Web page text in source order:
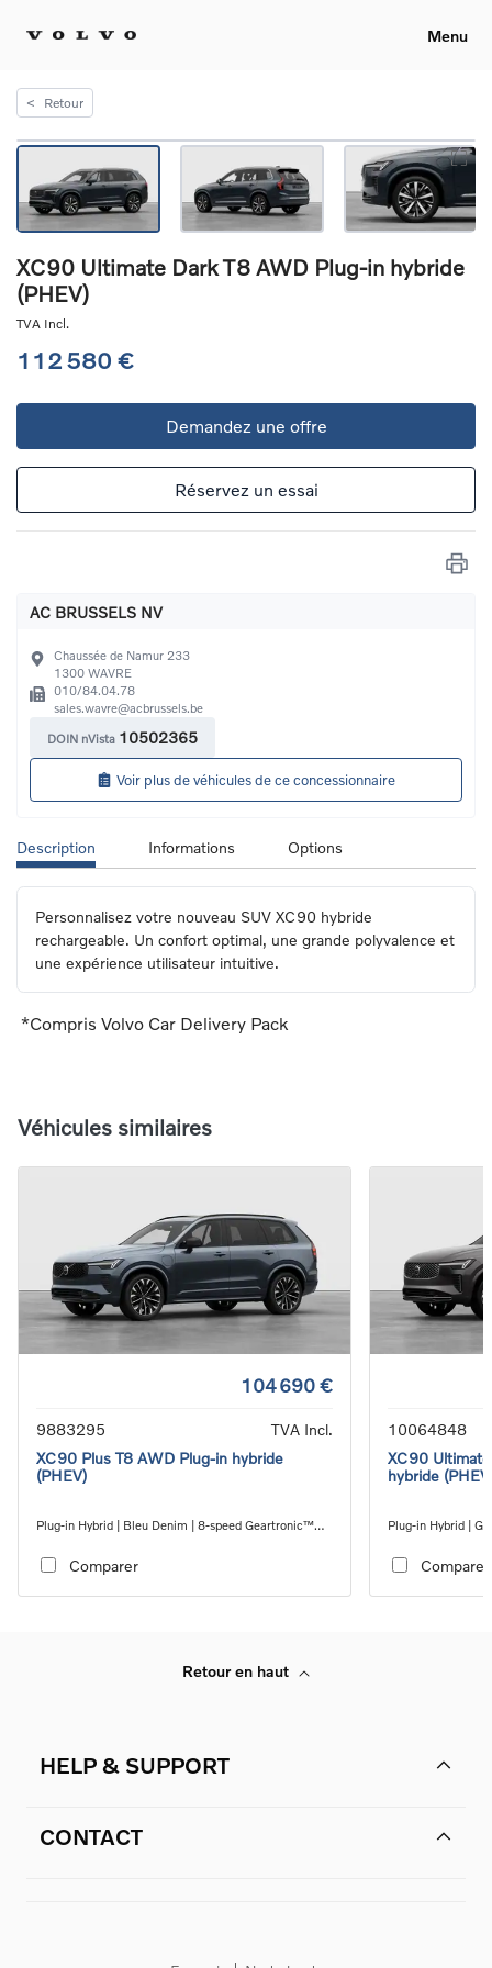
Menu
< Retour
XC90 Ultimate Dark T8 AWD Plug-in hybride
(PHEV)
TVA Incl.
112 580 €
Demandez une offre
Réservez un essai
AC BRUSSELS NV
Chaussée de Namur 233
1300 WAVRE
010/84.04.78
sales.wavre@acbrussels.be
DOIN nVista 10502365
Voir plus de véhicules de ce concessionnaire
Description Informations Options
Personnalisez votre nouveau SUV XC90 hybride
rechargeable. Un confort optimal, une grande polyvalence et
une expérience utilisateur intuitive.
*Compris Volvo Car Delivery Pack
Véhicules similaires
104 690 €
9883295
TVA Incl.
XC90 Plus T8 AWD Plug-in hybride
(PHEV)
Plug-in Hybrid | Bleu Denim | 8-speed Geartronic™
Comparer
10064848
XC90
hybride
Plug-in Hybrid |
Comparer
Retour en haut
HELP & SUPPORT
CONTACT